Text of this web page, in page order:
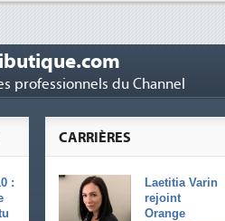
professionnels du Channel
CARRIÈRES
Laetitia Varin
rejoint
Orange
: